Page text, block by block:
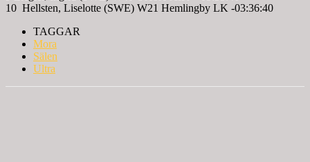
10 Hellsten, Liselotte (SWE) W21 Hemlingby LK -03:36:40
TAGGAR
Mora
Sälen
Ultra